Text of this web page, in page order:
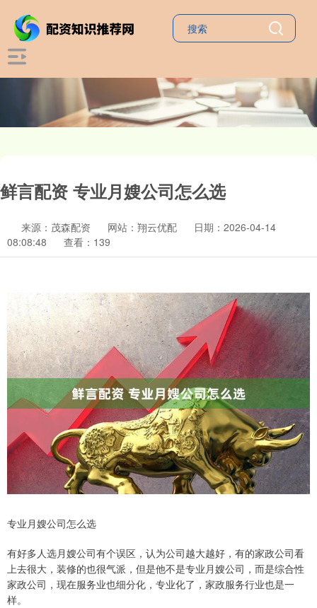
鲜言配资 专业月嫂公司怎么选
来源：茂森配资 网站：翔云优配
日期：2026-04-14
08:08:48
查看：139
专业月嫂公司怎么选
有好多人选月嫂公司有个误区，认为公司越大越好，有的家政公司看
上去很大，装修的也很气派，但是他不是专业月嫂公司，而是综合性
家政公司，现在服务业也细分化，专业化了，家政服务行业也是一
样。